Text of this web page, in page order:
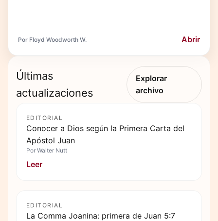
Por Floyd Woodworth W. Abrir
Últimas
actualizaciones
Explorar
archivo
EDITORIAL
Conocer a Dios según la Primera Carta del
Apóstol Juan
Por Walter Nutt
Leer
EDITORIAL
La Comma Joanina: primera de Juan 5:7